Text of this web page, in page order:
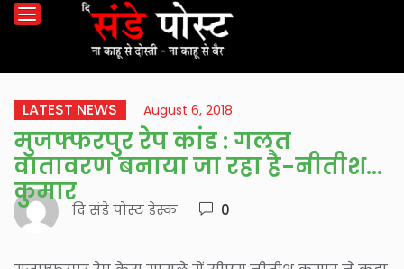
LATEST NEWS August 6, 2018
मुजफ्फरपुर रेप कांड : गलत
वातावरण बनाया जा रहा है-नीतीश
कुमार
दि संडे पोस्ट डेस्क 0